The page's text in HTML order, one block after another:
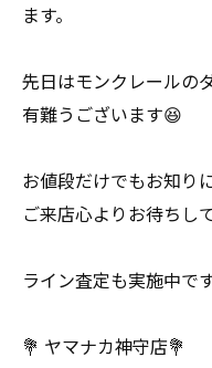
ます。
先日はモンクレールの
有難うございます😆
お値段だけでもお知り
ご来店心よりお待ちし
ライン査定も実施中で
💐 ヤマナカ神守店💐